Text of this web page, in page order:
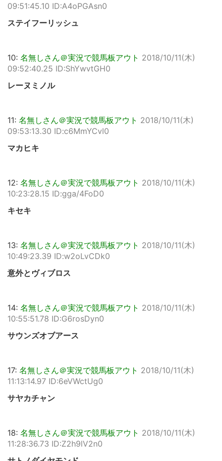
09:51:45.10 ID:A4oPGAsn0
ステイフーリッシュ
10: 名無しさん＠実況で競馬板アウト 2018/10/11(木)
09:52:40.25 ID:ShYwvtGH0
レーヌミノル
11: 名無しさん＠実況で競馬板アウト 2018/10/11(木)
09:53:13.30 ID:c6MmYCvl0
マカヒキ
12: 名無しさん＠実況で競馬板アウト 2018/10/11(木)
10:23:28.15 ID:gga/4FoD0
キセキ
13: 名無しさん＠実況で競馬板アウト 2018/10/11(木)
10:49:23.39 ID:w2oLvCDk0
意外とヴィブロス
14: 名無しさん＠実況で競馬板アウト 2018/10/11(木)
10:55:51.78 ID:G6rosDyn0
サウンズオブアース
17: 名無しさん＠実況で競馬板アウト 2018/10/11(木)
11:13:14.97 ID:6eVWctUg0
サヤカチャン
18: 名無しさん＠実況で競馬板アウト 2018/10/11(木)
11:28:36.73 ID:Z2h9lV2n0